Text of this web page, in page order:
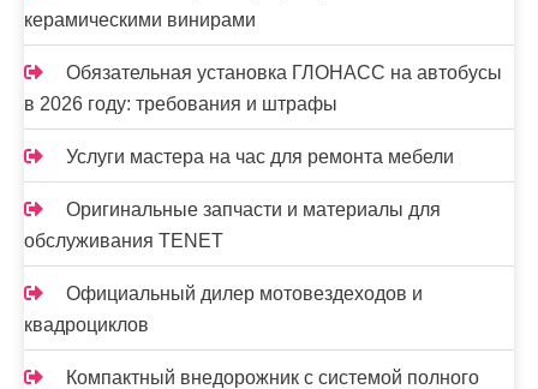
керамическими винирами
Обязательная установка ГЛОНАСС на автобусы
в 2026 году: требования и штрафы
Услуги мастера на час для ремонта мебели
Оригинальные запчасти и материалы для
обслуживания TENET
Официальный дилер мотовездеходов и
квадроциклов
Компактный внедорожник с системой полного